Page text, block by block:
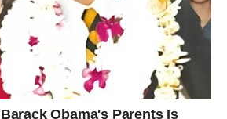
im dati novu priliku.
koji više ne